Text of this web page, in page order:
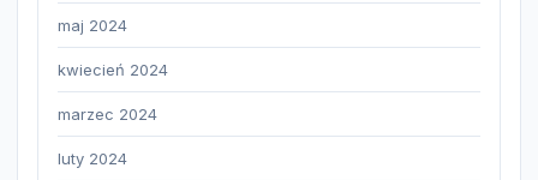
maj 2024
kwiecień 2024
marzec 2024
luty 2024